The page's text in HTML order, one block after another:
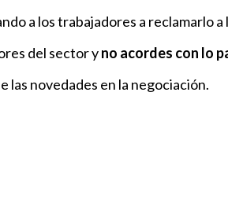
a los trabajadores a reclamarlo
del sector yno acordes con lo
las novedades en la negociación.